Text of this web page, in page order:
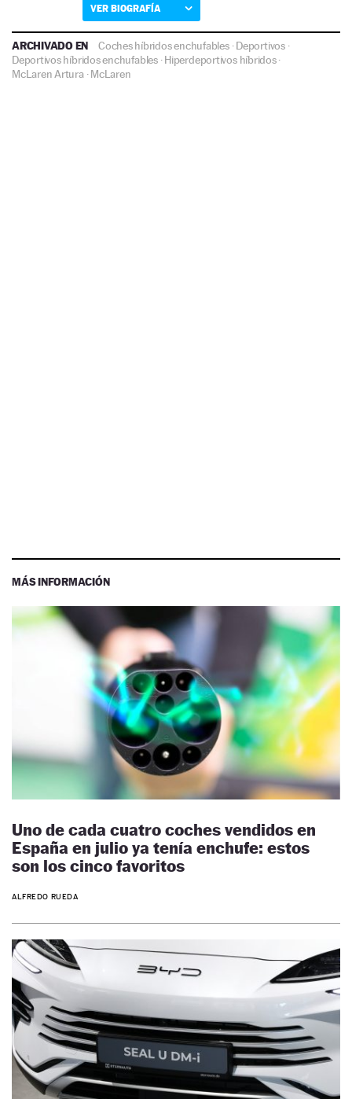
VER BIOGRAFÍA
ARCHIVADO EN Coches híbridos enchufables·Deportivos·
Deportivos híbridos enchufables·Hiperdeportivos híbridos·
McLaren Artura·McLaren
MÁS INFORMACIÓN
Uno de cada cuatro coches vendidos en
España en julio ya tenía enchufe: estos
son los cinco favoritos
ALFREDO RUEDA